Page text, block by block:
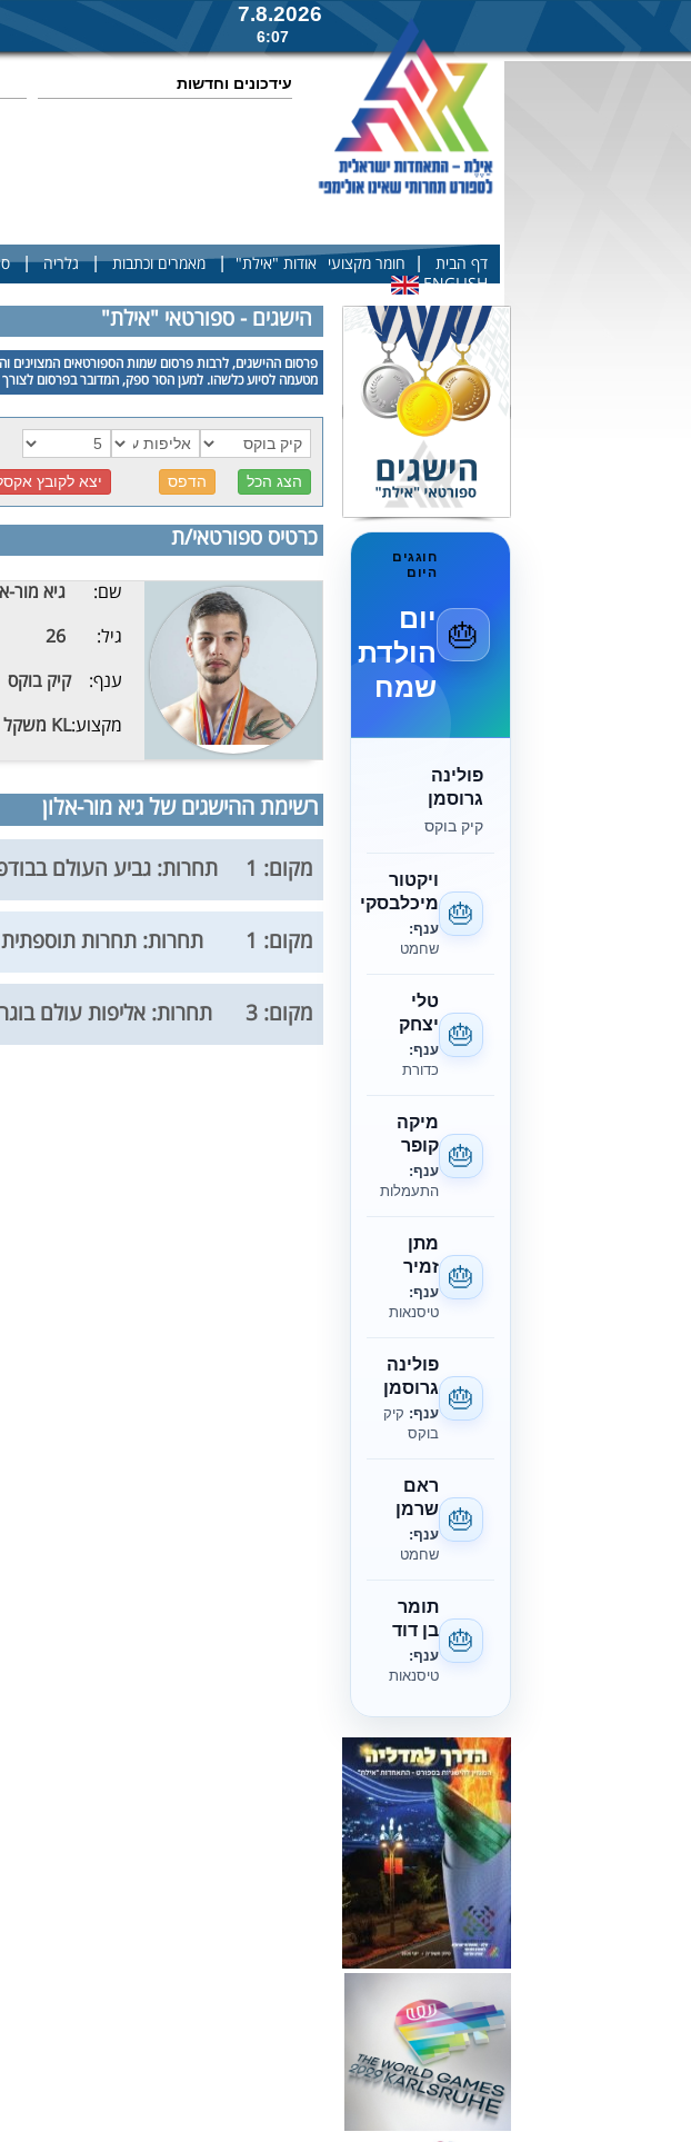
7.8.2026
6:07
עידכונים וחדשות
דף הבית חומר מקצועי אודות "אילת" | מאמרים וכתבות | גלריה |
ENGLISH
🎂
חוגגים
היום
יום
הולדת
שמח
פולינה
גרוסמן
קיק בוקס
🎂
ויקטור
מיכלבסקי
ענף:
שחמט
🎂
טלי
יצחק
ענף:
כדורת
🎂
מיקה
קופר
ענף:
התעמלות
🎂
מתן
זמיר
ענף:
טיסנאות
🎂
פולינה
גרוסמן
ענף: קיק
בוקס
🎂
ראם
שרמן
ענף:
שחמט
🎂
תומר
בן דוד
ענף:
טיסנאות
הישגים - ספורטאי "אילת"
פרסום ההישגים, לרבות פרסום שמות הספורטאים המצוינים
מטעמה לסיוע כלשהו. למען הסר ספק, המדובר בפרסום לצורך
כרטיס ספורטאי/ת
שם:
גיא מור-
גיל:
26
ענף:
קיק בוקס
מקצוע:KL משקל עד 57 ק"ג
רשימת ההישגים של גיא מור-אלון
מקום: 1 תחרות: גביע העולם בבודפשט
מקום: 1 תחרות: תחרות תוספתית -
מקום: 3 תחרות: אליפות עולם בוגרים -